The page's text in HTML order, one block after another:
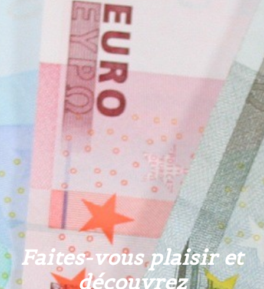
Faites-vous plaisir et
découvrez